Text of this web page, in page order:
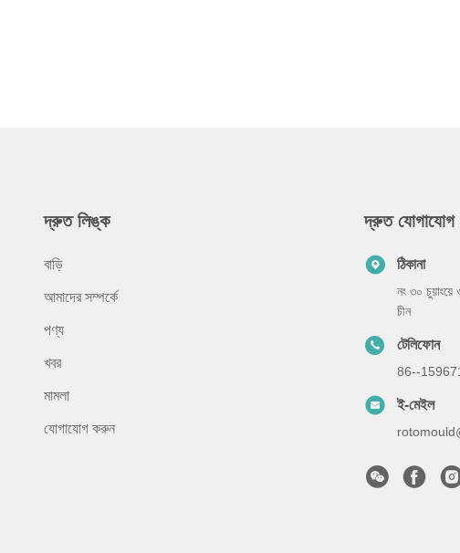
দ্রুত লিঙ্ক
বাড়ি
আমাদের সম্পর্কে
পণ্য
খবর
মামলা
যোগাযোগ করুন
দ্রুত যোগাযোগ
ঠিকানা
নং ৩০ চুয়াংয়ে
চীন
টেলিফোন
86--
ই-মেইল